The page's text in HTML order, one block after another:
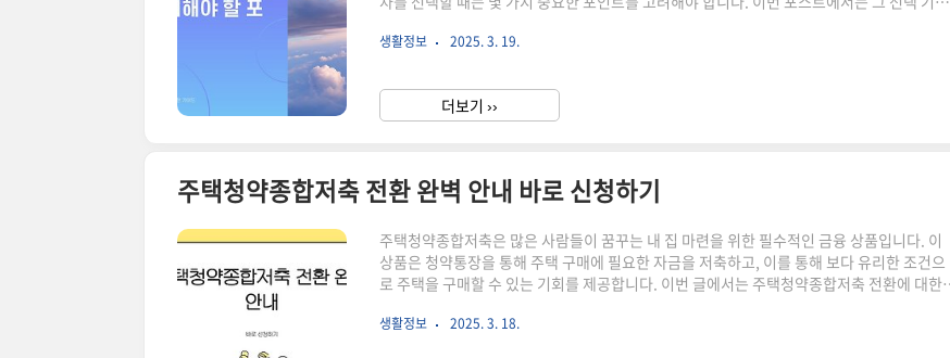
최신 트렌드와 함께 알아보기 바로가기어르신유모차의 안전성 첫 번째로 고려해야 할 사항은
차의 안전성을 반드시 확인해야 합니다. 안전벨트와 브레이크 시스템이 잘 작동하는지, 바퀴가
고정되어 있는지 등을 체크해야 합니다. 또한, 유모차의 프..
생활정보 2025. 3. 19.
더보기 ››
주택청약종합저축 전환 완벽 안내 바로 신청하기
주택청약종합저축은 많은 사람들이 꿈꾸는 내 집 마련을 위한 필수적인 금융 상품입니다. 이
상품은 청약통장을 통해 주택 구매에 필요한 자금을 저축하고, 이를 통해 보다 유리한 조건으
로 주택을 구매할 수 있는 기회를 제공합니다. 이번 글에서는 주택청약종합저축 전환에 대한
로 확인 하면 좋은 글 ▼▼▼ 주택청약종합저축 이자 최대화 비결과 함께 확인하기 바로가기주
생활정보 2025. 3. 18.